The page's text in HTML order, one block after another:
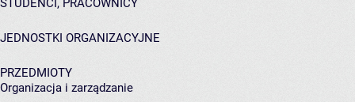
STUDENCI, PRACOWNICY
JEDNOSTKI ORGANIZACYJNE
PRZEDMIOTY
Organizacja i zarządzanie